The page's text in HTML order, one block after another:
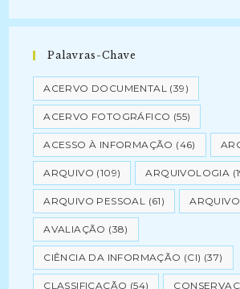
Palavras-Chave
ACERVO DOCUMENTAL (39)
ACERVO FOTOGRÁFICO (55)
ACESSO À INFORMAÇÃO (46)
ARQUIVO (109) ARQUIVOLOGIA
ARQUIVO PESSOAL (61)
AVALIAÇÃO (38)
CIÊNCIA DA INFORMAÇÃO (CI) (37)
CLASSIFICAÇÃO (54)